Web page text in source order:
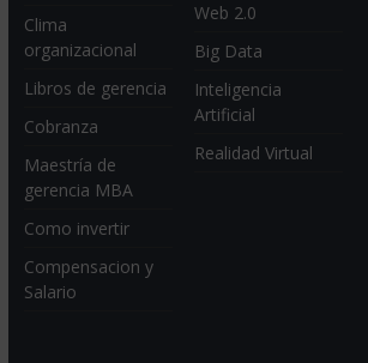
Clima
organizacional
Libros de gerencia
Cobranza
Maestría de
gerencia MBA
Como invertir
Compensacion y
Salario
Web 2.0
Big Data
Inteligencia
Artificial
Realidad Virtual